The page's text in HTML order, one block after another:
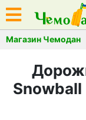
Магазин Чемодан
Snowball